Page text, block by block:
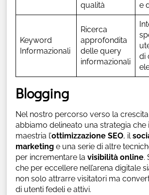
qualità
e
Keyword
Informazionali
Ricerca
approfondita
delle query
informazionali
di
Blogging
Nel nostro percorso verso la
abbiamo delineato una strategia che
maestria l’ottimizzazione SEO, il
marketinge una serie di altre
per incrementare la visibilità online.
che per eccellere nell’arena digitale
non solo attrarre visitatori ma
di utenti fedeli e attivi.